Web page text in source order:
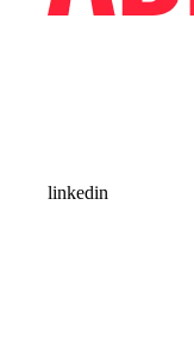
linkedin